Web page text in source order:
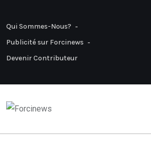
Qui Sommes-Nous?
Publicité sur Forcinews
Devenir Contributeur